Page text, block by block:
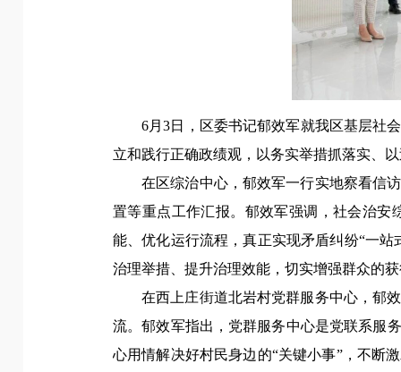
6月3日， 区委书记郁效军就我区基层社
立和践行正确政绩观，以务实举措抓落实、
在区综治中心，郁效军一行实地察看信
置等重点工作汇报。 郁效军强调，社会治安
能、优化运行流程，真正实现矛盾纠纷“一
治理举措、提升治理效能，切实增强群众的
在西上庄街道北岩村党群服务中心，郁
流。郁效军指出， 党群服务中心是党联系服
心用情解决好村民身边的“关键小事”，不断